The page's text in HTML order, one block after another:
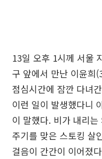
13일 오후 1시께 서울
구 앞에서 만난 이윤희
점심시간에 잠깐 다녀
이런 일이 발생했다니
이 말했다. 비가 내리
주기를 맞은 스토킹 살
걸음이 간간이 이어졌